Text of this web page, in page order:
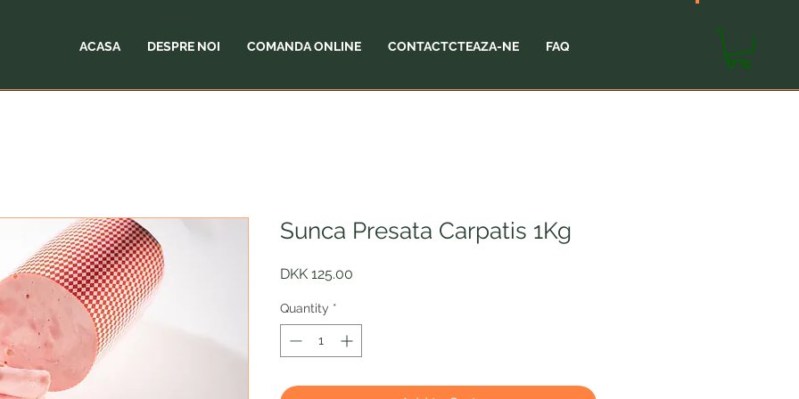
ACASA DESPRE NOI COMANDA ONLINE CONTACTCTEAZA-NE FAQ
Sunca Presata Carpatis 1Kg
DKK 125.00
Quantity *